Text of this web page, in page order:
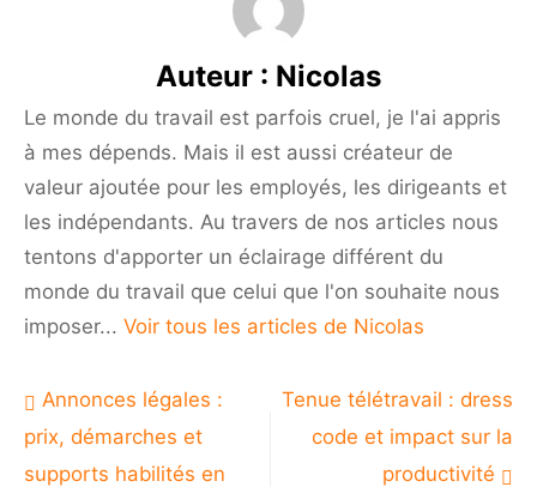
Auteur : Nicolas
Le monde du travail est parfois cruel, je l'ai appris
à mes dépends. Mais il est aussi créateur de
valeur ajoutée pour les employés, les dirigeants et
les indépendants. Au travers de nos articles nous
tentons d'apporter un éclairage différent du
monde du travail que celui que l'on souhaite nous
imposer... Voir tous les articles de Nicolas
Navigation
de
l’article
Annonces légales :
prix, démarches et
supports habilités en
Tenue télétravail : dress
code et impact sur la
productivité